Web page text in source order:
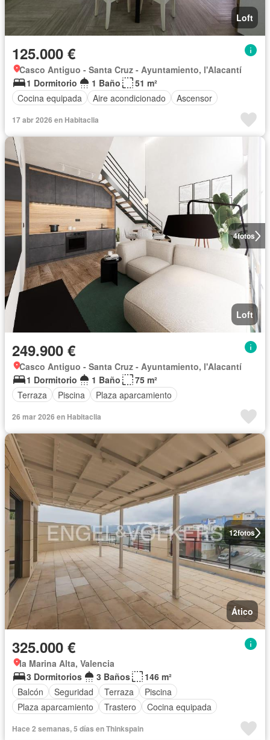
Loft
125.000 €
Casco Antiguo - Santa Cruz - Ayuntamiento, l'Alacantí
1 Dormitorio
1 Baño
51 m²
Cocina equipada
Aire acondicionado Ascensor
17 abr 2026 en Habitaclia
4fotos
Loft
249.900 €
Casco Antiguo - Santa Cruz - Ayuntamiento, l'Alacantí
1 Dormitorio
1 Baño
75 m²
Terraza
Piscina Plaza aparcamiento
26 mar 2026 en Habitaclia
12fotos
Ático
325.000 €
la Marina Alta, Valencia
3 Dormitorios
3 Baños
146 m²
Balcón
Seguridad Terraza
Piscina
Plaza aparcamiento
Trastero Cocina equipada
Hace 2 semanas, 5 días en Thinkspain